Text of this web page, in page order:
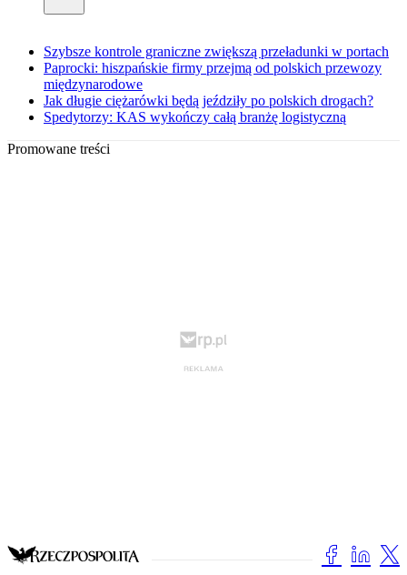
Szybsze kontrole graniczne zwiększą przeładunki w portach
Paprocki: hiszpańskie firmy przejmą od polskich przewozy
międzynarodowe
Jak długie ciężarówki będą jeździły po polskich drogach?
Spedytorzy: KAS wykończy całą branżę logistyczną
Promowane treści